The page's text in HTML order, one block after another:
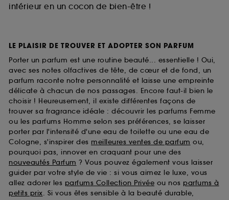
intérieur en un cocon de bien-être !
LE PLAISIR DE TROUVER ET ADOPTER SON PARFUM
Porter un parfum est une routine beauté... essentielle ! Oui,
avec ses notes olfactives de tête, de cœur et de fond, un
parfum raconte notre personnalité et laisse une empreinte
délicate à chacun de nos passages. Encore faut-il bien le
choisir ! Heureusement, il existe différentes façons de
trouver sa fragrance idéale : découvrir les parfums Femme
ou les parfums Homme selon ses préférences, se laisser
porter par l'intensité d'une eau de toilette ou une eau de
Cologne, s'inspirer des meilleures ventes de parfum ou,
pourquoi pas, innover en craquant pour une des
nouveautés Parfum ? Vous pouvez également vous laisser
guider par votre style de vie : si vous aimez le luxe, vous
allez adorer les parfums Collection Privée ou nos parfums à
petits prix. Si vous êtes sensible à la beauté durable,